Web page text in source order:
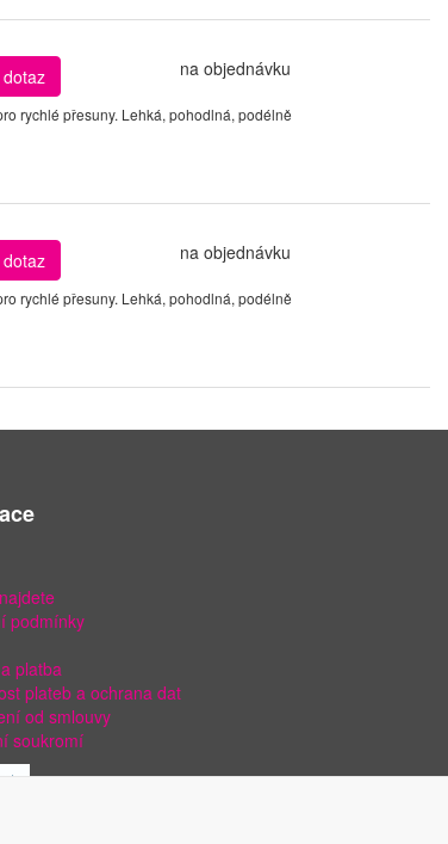
dotaz na objednávku
rychlé přesuny. Lehká, pohodlná, podélně
dotaz na objednávku
rychlé přesuny. Lehká, pohodlná, podélně
podmínky
platba
plateb a ochrana dat
od smlouvy
soukromí